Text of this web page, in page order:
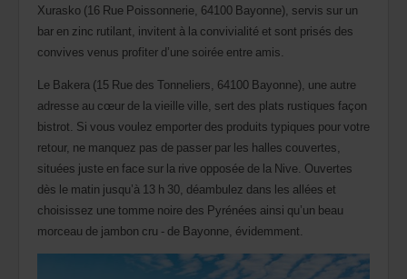
Xurasko (16 Rue Poissonnerie, 64100 Bayonne), servis sur un
bar en zinc rutilant, invitent à la convivialité et sont prisés des
convives venus profiter d’une soirée entre amis.
Le Bakera (15 Rue des Tonneliers, 64100 Bayonne), une autre
adresse au cœur de la vieille ville, sert des plats rustiques façon
bistrot. Si vous voulez emporter des produits typiques pour votre
retour, ne manquez pas de passer par les halles couvertes,
situées juste en face sur la rive opposée de la Nive. Ouvertes
dès le matin jusqu’à 13 h 30, déambulez dans les allées et
choisissez une tomme noire des Pyrénées ainsi qu’un beau
morceau de jambon cru - de Bayonne, évidemment.